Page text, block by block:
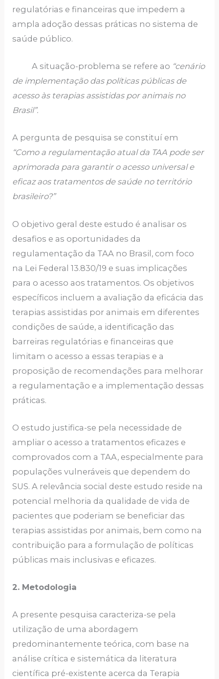
regulatórias e financeiras que impedem a
ampla adoção dessas práticas no sistema de
saúde público.
A situação-problema se refere ao “cenário
de implementação das políticas públicas de
acesso às terapias assistidas por animais no
Brasil”.
A pergunta de pesquisa se constituí em
“Como a regulamentação atual da TAA pode ser
aprimorada para garantir o acesso universal e
eficaz aos tratamentos de saúde no território
brasileiro?”
O objetivo geral deste estudo é analisar os
desafios e as oportunidades da
regulamentação da TAA no Brasil, com foco
na Lei Federal 13.830/19 e suas implicações
para o acesso aos tratamentos. Os objetivos
específicos incluem a avaliação da eficácia das
terapias assistidas por animais em diferentes
condições de saúde, a identificação das
barreiras regulatórias e financeiras que
limitam o acesso a essas terapias e a
proposição de recomendações para melhorar
a regulamentação e a implementação dessas
práticas.
O estudo justifica-se pela necessidade de
ampliar o acesso a tratamentos eficazes e
comprovados com a TAA, especialmente para
populações vulneráveis que dependem do
SUS. A relevância social deste estudo reside na
potencial melhoria da qualidade de vida de
pacientes que poderiam se beneficiar das
terapias assistidas por animais, bem como na
contribuição para a formulação de políticas
públicas mais inclusivas e eficazes.
2. Metodologia
A presente pesquisa caracteriza-se pela
utilização de uma abordagem
predominantemente teórica, com base na
análise crítica e sistemática da literatura
científica pré-existente acerca da Terapia